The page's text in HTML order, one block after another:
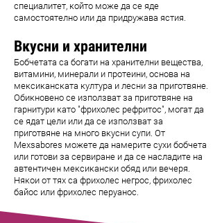
специалитет, който може да се яде
самостоятелно или да придружава ястия.
Вкусни и хранителни
Бобчетата са богати на хранителни вещества,
витамини, минерали и протеини, основа на
мексиканската култура и лесни за приготвяне.
Обикновено се използват за приготвяне на
гарнитури като "фрихолес рефритос", могат да
се ядат цели или да се използват за
приготвяне на много вкусни супи. От
Mexsabores можете да намерите сухи бобчета
или готови за сервиране и да се насладите на
автентичен мексикански обяд или вечеря.
Някои от тях са фрихолес негрос, фрихолес
байос или фрихолес перуанос.